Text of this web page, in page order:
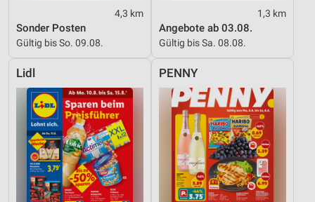
4,3 km
Sonder Posten
Gültig bis So. 09.08.
1,3 km
Angebote ab 03.08.
Gültig bis Sa. 08.08.
Lidl PENNY